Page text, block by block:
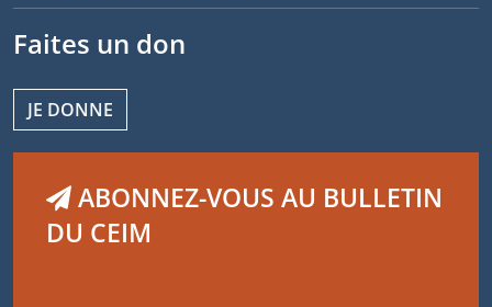
Faites un don
JE DONNE
ABONNEZ-VOUS AU BULLETIN
DU CEIM